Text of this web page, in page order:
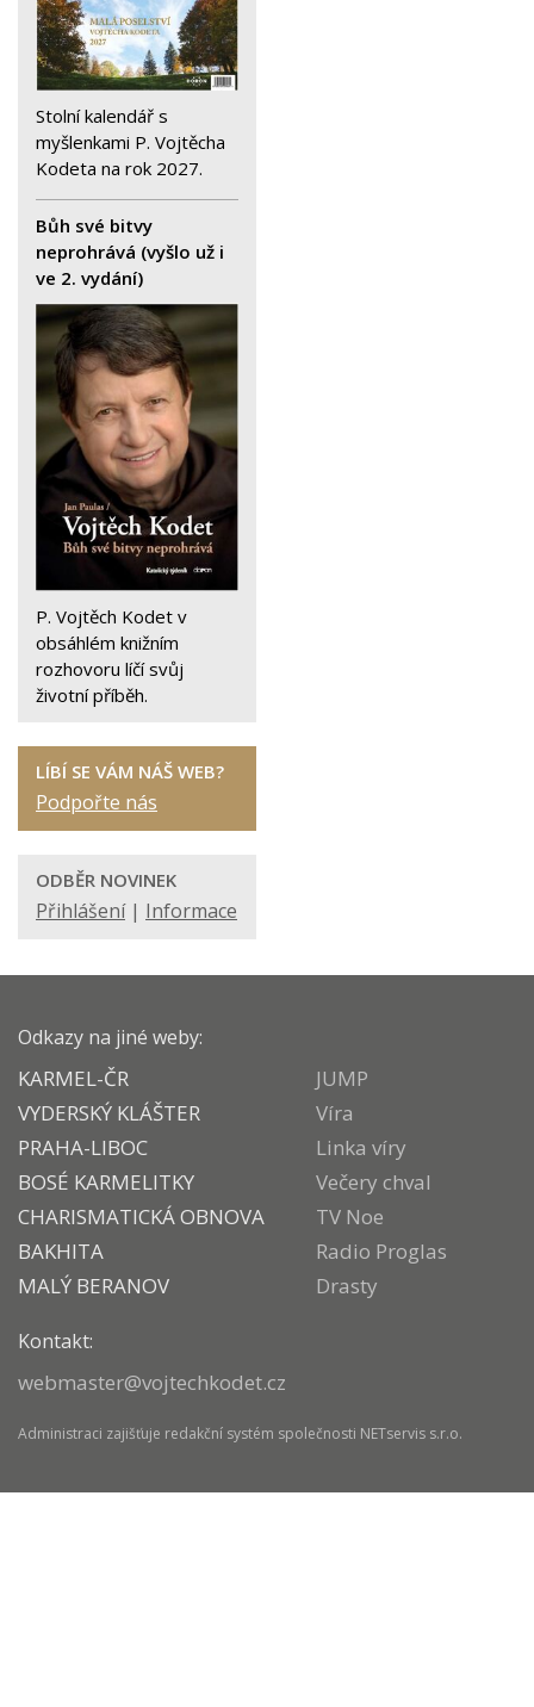
Stolní kalendář s
myšlenkami P. Vojtěcha
Kodeta na rok 2027.
Bůh své bitvy
neprohrává (vyšlo už i
ve 2. vydání)
P. Vojtěch Kodet v
obsáhlém knižním
rozhovoru líčí svůj
životní příběh.
LÍBÍ SE VÁM NÁŠ WEB?
Podpořte nás
ODBĚR NOVINEK
Přihlášení| Informace
Odkazy na jiné weby:
KARMEL-ČR
VYDERSKÝ KLÁŠTER
PRAHA-LIBOC
BOSÉ KARMELITKY
CHARISMATICKÁ OBNOVA
BAKHITA
MALÝ BERANOV
JUMP
Víra
Linka víry
Večery chval
TV Noe
Radio Proglas
Drasty
Kontakt:
webmaster@vojtechkodet.cz
Administraci zajišťuje redakční systém společnosti NETservis s.r.o.